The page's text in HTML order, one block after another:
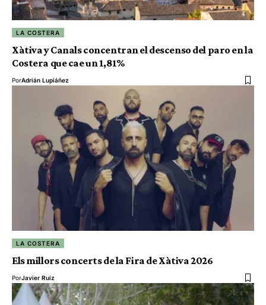
LA COSTERA
Xàtiva y Canals concentran el descenso del paro en la
Costera que cae un 1,81%
PorAdrián Lupiáñez
LA COSTERA
Els millors concerts de la Fira de Xàtiva 2026
PorJavier Ruiz